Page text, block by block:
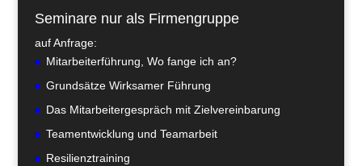
Seminare nur als Firmengruppe
auf Anfrage:
Mitarbeiterführung, Wo fange ich an?
Grundsätze Wirksamer Führung
Das Mitarbeitergespräch mit Zielvereinbarung
Teamentwicklung und Teamarbeit
Resilienztraining